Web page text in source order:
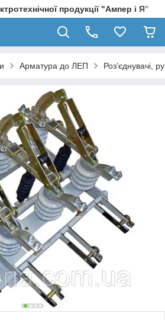
продукції "Ампер і Я"
Арматура до ЛЕП Роз'єднувачі,